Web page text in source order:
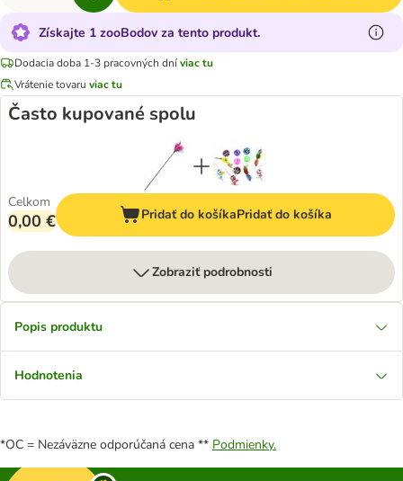
Získajte 1 zooBodov za tento produkt.
Dodacia doba 1-3 pracovných dníviac tu
Vrátenie tovaru viac tu
Často kupované spolu
Celkom
0,00 € Pridať do košíkaPridať do košíka
Zobraziť podrobnosti
Popis produktu
Hodnotenia
*OC = Nezáväzne odporúčaná cena ** Podmienky.